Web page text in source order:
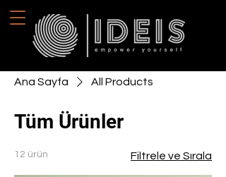
Ana Sayfa All Products
Tüm Ürünler
12 ürün Filtrele ve Sırala